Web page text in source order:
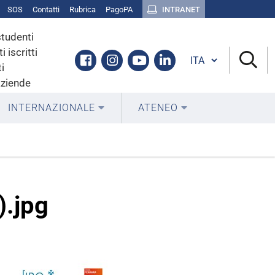
SOS Contatti Rubrica PagoPA INTRANET
iscritti
Facebook
Instagram
YoutubeLinkedin
Cambia lingua
INTERNAZIONALE ATENEO